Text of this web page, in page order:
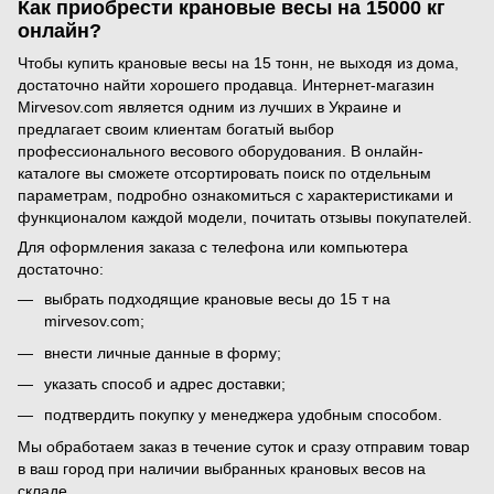
Как приобрести крановые весы на 15000 кг
онлайн?
Чтобы купить крановые весы на 15 тонн, не выходя из дома,
достаточно найти хорошего продавца. Интернет-магазин
Mirvesov.com является одним из лучших в Украине и
предлагает своим клиентам богатый выбор
профессионального весового оборудования. В онлайн-
каталоге вы сможете отсортировать поиск по отдельным
параметрам, подробно ознакомиться с характеристиками и
функционалом каждой модели, почитать отзывы покупателей.
Для оформления заказа с телефона или компьютера
достаточно:
выбрать подходящие крановые весы до 15 т на
mirvesov.com;
внести личные данные в форму;
указать способ и адрес доставки;
подтвердить покупку у менеджера удобным способом.
Мы обработаем заказ в течение суток и сразу отправим товар
в ваш город при наличии выбранных крановых весов на
складе.